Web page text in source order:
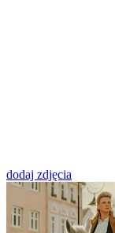
dodaj zdjęcia